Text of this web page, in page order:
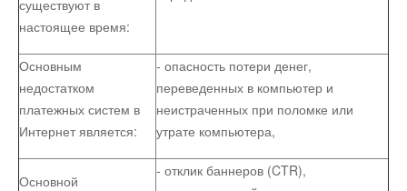
существуют в
настоящее время:
Основным
недостатком
платежных систем в
Интернет является:
- опасность потери денег,
переведенных в компьютер и
неистраченных при поломке или
утрате компьютера,
Основной
- отклик баннеров (CTR),